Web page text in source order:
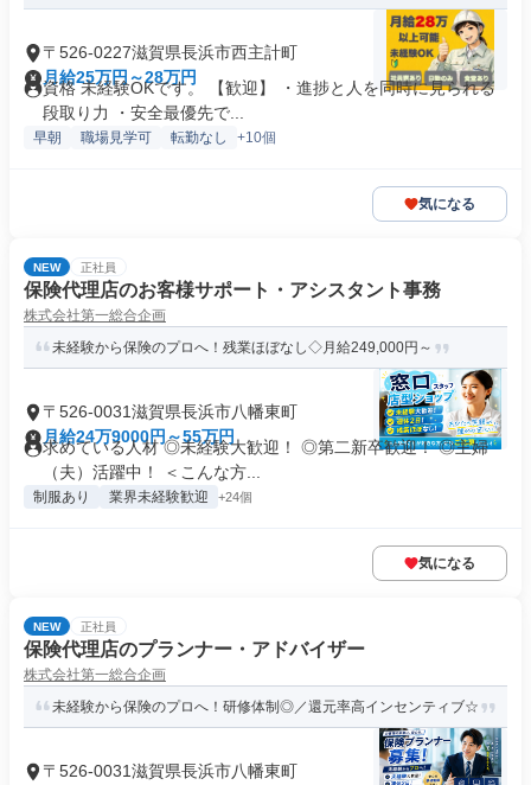
〒526-0227滋賀県長浜市西主計町
月給25万円～28万円
資格 未経験OKです。 【歓迎】 ・進捗と人を同時に見られる
段取り力 ・安全最優先で...
早朝 職場見学可 転勤なし +10個
気になる
NEW 正社員
保険代理店のお客様サポート・アシスタント事務
株式会社第一総合企画
未経験から保険のプロへ！残業ほぼなし◇月給249,000円～
〒526-0031滋賀県長浜市八幡東町
月給24万9000円～55万円
求めている人材 ◎未経験大歓迎！ ◎第二新卒歓迎！ ◎主婦
（夫）活躍中！ ＜こんな方...
制服あり 業界未経験歓迎 +24個
気になる
NEW 正社員
保険代理店のプランナー・アドバイザー
株式会社第一総合企画
未経験から保険のプロへ！研修体制◎／還元率高インセンティブ☆
〒526-0031滋賀県長浜市八幡東町